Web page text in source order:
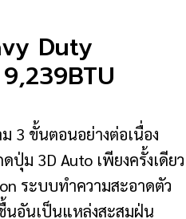
Duty
3 ขั้นตอนอย่างต่อเนื่อง
ปุ่ม 3D Auto เพียงครั้งเดียว
ระบบทำความสะอาดตัว
นอันเป็นแหล่งสะสมฝุ่น